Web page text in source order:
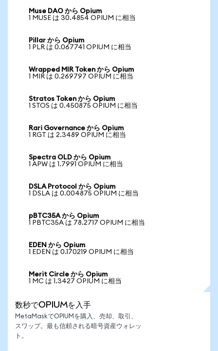
Muse DAO から Opium
1 MUSE は 30.4854 OPIUM に相当
Pillar から Opium
1 PLR は 0.067741 OPIUM に相当
Wrapped MIR Token から Opium
1 MIR は 0.269797 OPIUM に相当
Stratos Token から Opium
1 STOS は 0.450875 OPIUM に相当
Rari Governance から Opium
1 RGT は 2.3489 OPIUM に相当
Spectra OLD から Opium
1 APW は 1.7991 OPIUM に相当
DSLA Protocol から Opium
1 DSLA は 0.004875 OPIUM に相当
pBTC35A から Opium
1 PBTC35A は 78.2717 OPIUM に相当
EDEN から Opium
1 EDEN は 0.170219 OPIUM に相当
Merit Circle から Opium
1 MC は 1.3427 OPIUM に相当
数秒でOPIUMを入手
MetaMaskでOPIUMを購入、売却、取引、
スワップ。最も信頼される暗号資産ウォレッ
ト。